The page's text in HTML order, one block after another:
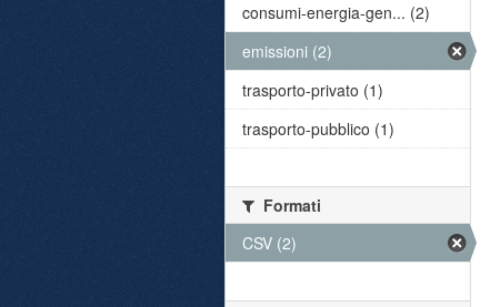
consumi-energia-gen... (2)
emissioni (2)
trasporto-privato (1)
trasporto-pubblico (1)
Formati
CSV (2)